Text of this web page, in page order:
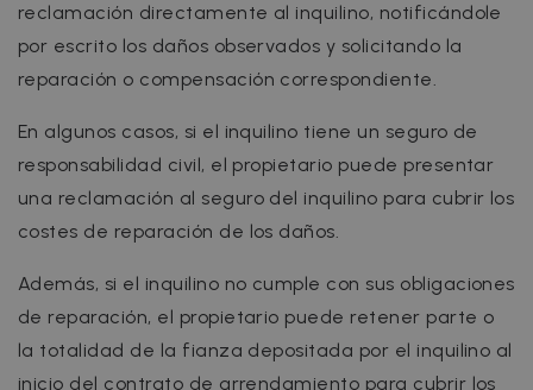
reclamación directamente al inquilino, notificándole
por escrito los daños observados y solicitando la
reparación o compensación correspondiente.
En algunos casos, si el inquilino tiene un seguro de
responsabilidad civil, el propietario puede presentar
una reclamación al seguro del inquilino para cubrir los
costes de reparación de los daños.
Además, si el inquilino no cumple con sus obligaciones
de reparación, el propietario puede retener parte o
la totalidad de la fianza depositada por el inquilino al
inicio del contrato de arrendamiento para cubrir los